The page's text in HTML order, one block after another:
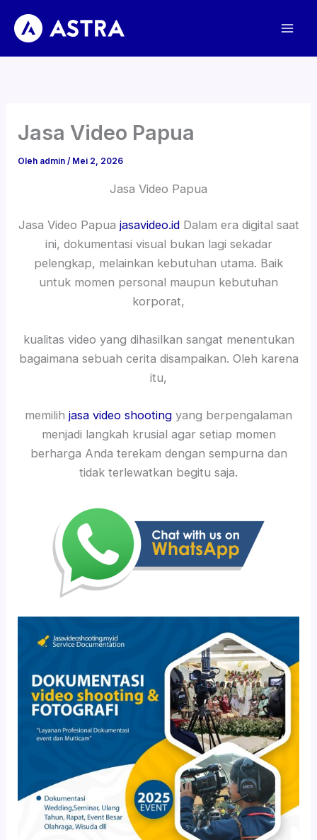
konten
Jasa Video Papua
Oleh admin/ Mei 2, 2026
Jasa Video Papua
Jasa Video Papua jasavideo.idDalam era digital saat
ini, dokumentasi visual bukan lagi sekadar
pelengkap, melainkan kebutuhan utama. Baik
untuk momen personal maupun kebutuhan
korporat,
kualitas video yang dihasilkan sangat menentukan
bagaimana sebuah cerita disampaikan. Oleh karena
itu,
memilih jasa video shooting yang berpengalaman
menjadi langkah krusial agar setiap momen
berharga Anda terekam dengan sempurna dan
tidak terlewatkan begitu saja.